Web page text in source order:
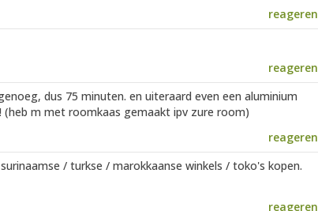
reageren
reageren
dus 75 minuten. en uiteraard even een aluminium
(heb m met roomkaas gemaakt ipv zure room)
reageren
/ turkse / marokkaanse winkels / toko's kopen.
reageren